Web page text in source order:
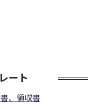
ート
、領収書